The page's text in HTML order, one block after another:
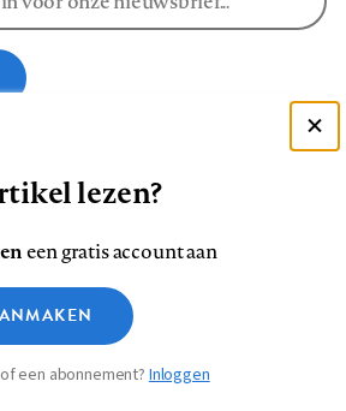
ons
op
InstagramYouTube
Privacy
Medische vragen verdienen
betrouwbare antwoorden
lezen?
een gratis account aan
een abonnement?Inloggen